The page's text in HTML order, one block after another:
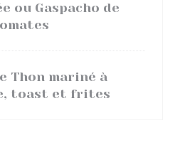
ou Gaspacho de
Thon mariné à
toast et frites